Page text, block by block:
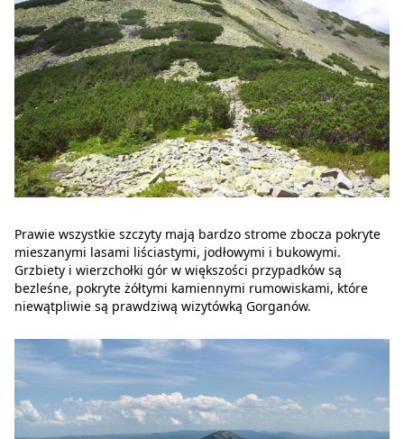
Prawie wszystkie szczyty mają bardzo strome zbocza pokryte
mieszanymi lasami liściastymi, jodłowymi i bukowymi.
Grzbiety i wierzchołki gór w większości przypadków są
bezleśne, pokryte żółtymi kamiennymi rumowiskami, które
niewątpliwie są prawdziwą wizytówką Gorganów.